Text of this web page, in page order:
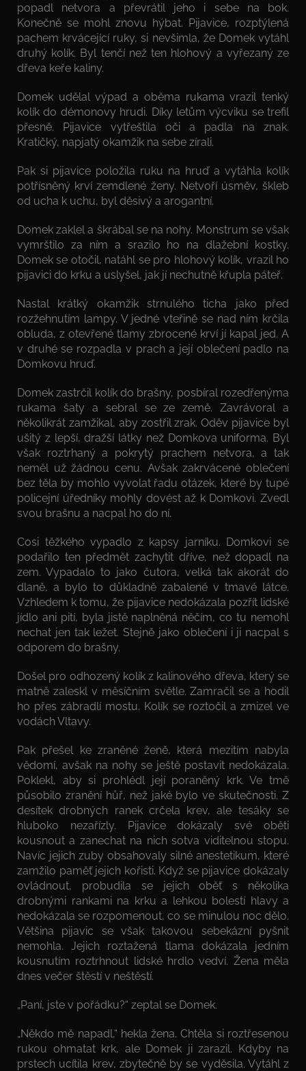
popadl netvora a převrátil jeho i sebe na bok.
Konečně se mohl znovu hýbat. Pijavice, rozptýlená
pachem krvácející ruky, si nevšimla, že Domek vytáhl
druhý kolík. Byl tenčí než ten hlohový a vyřezaný ze
dřeva keře kaliny.
Domek udělal výpad a oběma rukama vrazil tenký
kolík do démonovy hrudi. Díky letům výcviku se trefil
přesně. Pijavice vytřeštila oči a padla na znak.
Kratičký, napjatý okamžik na sebe zírali.
Pak si pijavice položila ruku na hruď a vytáhla kolík
potřísněný krví zemdlené ženy. Netvoří úsměv, škleb
od ucha k uchu, byl děsivý a arogantní.
Domek zaklel a škrábal se na nohy. Monstrum se však
vymrštilo za ním a srazilo ho na dlažební kostky.
Domek se otočil, natáhl se pro hlohový kolík, vrazil ho
pijavici do krku a uslyšel, jak jí nechutně křupla páteř.
Nastal krátký okamžik strnulého ticha jako před
rozžehnutím lampy. V jedné vteřině se nad ním krčila
obluda, z otevřené tlamy zbrocené krví jí kapal jed. A
v druhé se rozpadla v prach a její oblečení padlo na
Domkovu hruď.
Domek zastrčil kolík do brašny, posbíral rozedřenýma
rukama šaty a sebral se ze země. Zavrávoral a
několikrát zamžikal, aby zostřil zrak. Oděv pijavice byl
ušitý z lepší, dražší látky než Domkova uniforma. Byl
však roztrhaný a pokrytý prachem netvora, a tak
neměl už žádnou cenu. Avšak zakrvácené oblečení
bez těla by mohlo vyvolat řadu otázek, které by tupé
policejní úředníky mohly dovést až k Domkovi. Zvedl
svou brašnu a nacpal ho do ní.
Cosi těžkého vypadlo z kapsy jarníku. Domkovi se
podařilo ten předmět zachytit dříve, než dopadl na
zem. Vypadalo to jako čutora, velká tak akorát do
dlaně, a bylo to důkladně zabalené v tmavé látce.
Vzhledem k tomu, že pijavice nedokázala pozřít lidské
jídlo ani pití, byla jistě naplněná něčím, co tu nemohl
nechat jen tak ležet. Stejně jako oblečení i ji nacpal s
odporem do brašny.
Došel pro odhozený kolík z kalinového dřeva, který se
matně zaleskl v měsíčním světle. Zamračil se a hodil
ho přes zábradlí mostu. Kolík se roztočil a zmizel ve
vodách Vltavy.
Pak přešel ke zraněné ženě, která mezitím nabyla
vědomí, avšak na nohy se ještě postavit nedokázala.
Poklekl, aby si prohlédl její poraněný krk. Ve tmě
působilo zranění hůř, než jaké bylo ve skutečnosti. Z
desítek drobných ranek crčela krev, ale tesáky se
hluboko nezařízly. Pijavice dokázaly své oběti
kousnout a zanechat na nich sotva viditelnou stopu.
Navíc jejich zuby obsahovaly silné anestetikum, které
zamžilo paměť jejich kořisti. Když se pijavice dokázaly
ovládnout, probudila se jejich oběť s několika
drobnými rankami na krku a lehkou bolestí hlavy a
nedokázala se rozpomenout, co se minulou noc dělo.
Většina pijavic se však takovou sebekázní pyšnit
nemohla. Jejich roztažená tlama dokázala jedním
kousnutím roztrhnout lidské hrdlo vedví. Žena měla
dnes večer štěstí v neštěstí.
„Paní, jste v pořádku?“ zeptal se Domek.
„Někdo mě napadl,“ hekla žena. Chtěla si roztřesenou
rukou ohmatat krk, ale Domek ji zarazil. Kdyby na
prstech ucítila krev, zbytečně by se vyděsila. Vytáhl z